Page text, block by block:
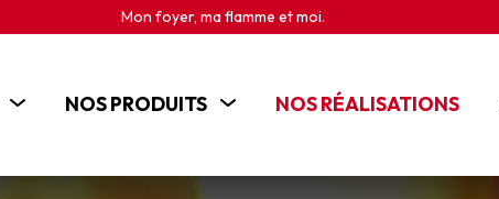
Mon foyer, ma flamme et moi.
NOS PRODUITS NOS RÉALISATIONS